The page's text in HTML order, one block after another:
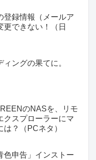
登録情報（メールア
更できない！（日
ィングの果てに。
のNASを、リモ
クスプローラーにマ
は？（PCネタ）
色申告」インストー